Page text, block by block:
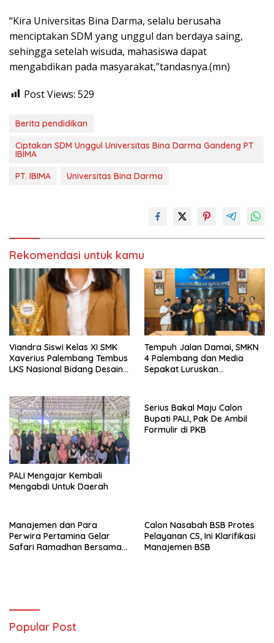
“Kira Universitas Bina Darma, selalu berusaha
menciptakan SDM yang unggul dan berdaya saing,
sehingga setelah wisuda, mahasiswa dapat
mengabdikan pada masyarakat,”tandasnya.(mn)
Post Views: 529
Berita pendidikan
Ciptakan SDM Unggul Universitas Bina Darma Gandeng PT
IBIMA
PT. IBIMA
Universitas Bina Darma
Rekomendasi untuk kamu
Viandra Siswi Kelas XI SMK
Xaverius Palembang Tembus
LKS Nasional Bidang Desain
Tempuh Jalan Damai, SMKN
4 Palembang dan Media
Sepakat Luruskan
Kondusif
PALI Mengajar Kembali
Mengabdi Untuk Daerah
Serius Bakal Maju Calon
Bupati PALI, Pak De Ambil
Formulir di PKB
Manajemen dan Para
Perwira Pertamina Gelar
Safari Ramadhan Bersama
Calon Nasabah BSB Protes
Pelayanan CS, Ini Klarifikasi
Manajemen BSB
Popular Post